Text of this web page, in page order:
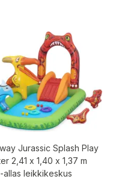
Jurassic Splash Play
2,41 x 1,40 x 1,37 m
allas leikkikeskus